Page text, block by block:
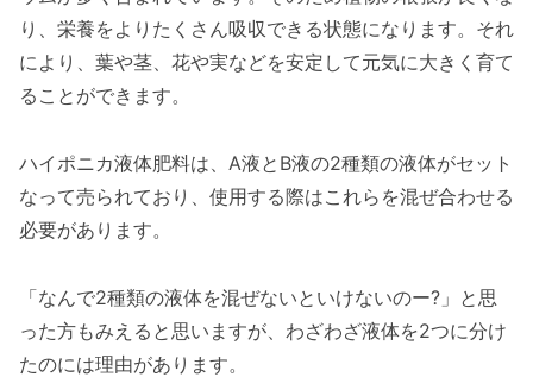
り、栄養をよりたくさん吸収できる状態になります。それ
により、葉や茎、花や実などを安定して元気に大きく育て
ることができます。
ハイポニカ液体肥料は、A液とB液の2種類の液体がセット
なって売られており、使用する際はこれらを混ぜ合わせる
必要があります。
「なんで2種類の液体を混ぜないといけないのー?」と思
った方もみえると思いますが、わざわざ液体を2つに分け
たのには理由があります。